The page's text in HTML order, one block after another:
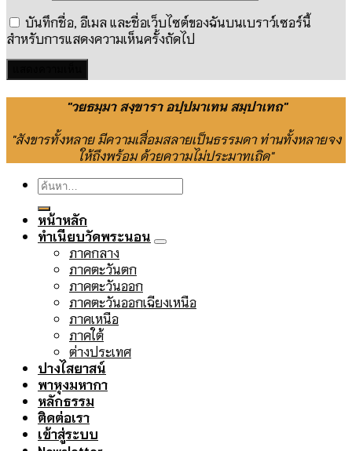
บันทึกชื่อ, อีเมล และชื่อเว็บไซต์ของฉันบนเบราว์เซอร์นี้
สำหรับการแสดงความเห็นครั้งถัดไป
"วยธมฺมา สงฺขารา อปฺปมาเทน สมฺปาเทถ"
"สังขารทั้งหลาย มีความเสื่อมสลายเป็นธรรมดา ท่านทั้งหลายจง
ให้ถึงพร้อม ด้วยความไม่ประมาทเถิด"
ค้นหา:
หน้าหลัก
ทำเนียบวัดพระนอน
ภาคกลาง
ภาคตะวันตก
ภาคตะวันออก
ภาคตะวันออกเฉียงเหนือ
ภาคเหนือ
ภาคใต้
ต่างประเทศ
ปางไสยาสน์
พาหุงมหากา
หลักธรรม
ติดต่อเรา
เข้าสู่ระบบ